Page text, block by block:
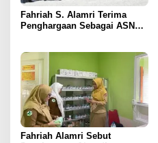
Fahriah S. Alamri Terima
Penghargaan Sebagai ASN
Fahriah Alamri Sebut